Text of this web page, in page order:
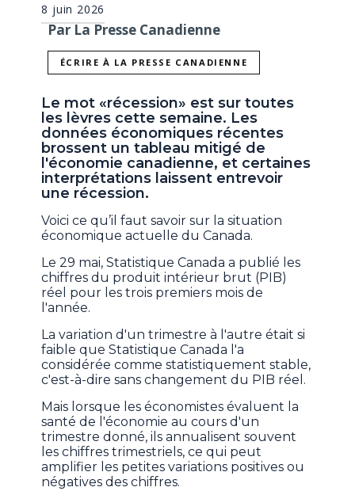
8 juin 2026
Par La Presse Canadienne
ÉCRIRE À LA PRESSE CANADIENNE
Le mot «récession» est sur toutes
les lèvres cette semaine. Les
données économiques récentes
brossent un tableau mitigé de
l'économie canadienne, et certaines
interprétations laissent entrevoir
une récession.
Voici ce qu’il faut savoir sur la situation
économique actuelle du Canada.
Le 29 mai, Statistique Canada a publié les
chiffres du produit intérieur brut (PIB)
réel pour les trois premiers mois de
l'année.
La variation d'un trimestre à l'autre était si
faible que Statistique Canada l'a
considérée comme statistiquement stable,
c'est-à-dire sans changement du PIB réel.
Mais lorsque les économistes évaluent la
santé de l'économie au cours d'un
trimestre donné, ils annualisent souvent
les chiffres trimestriels, ce qui peut
amplifier les petites variations positives ou
négatives des chiffres.